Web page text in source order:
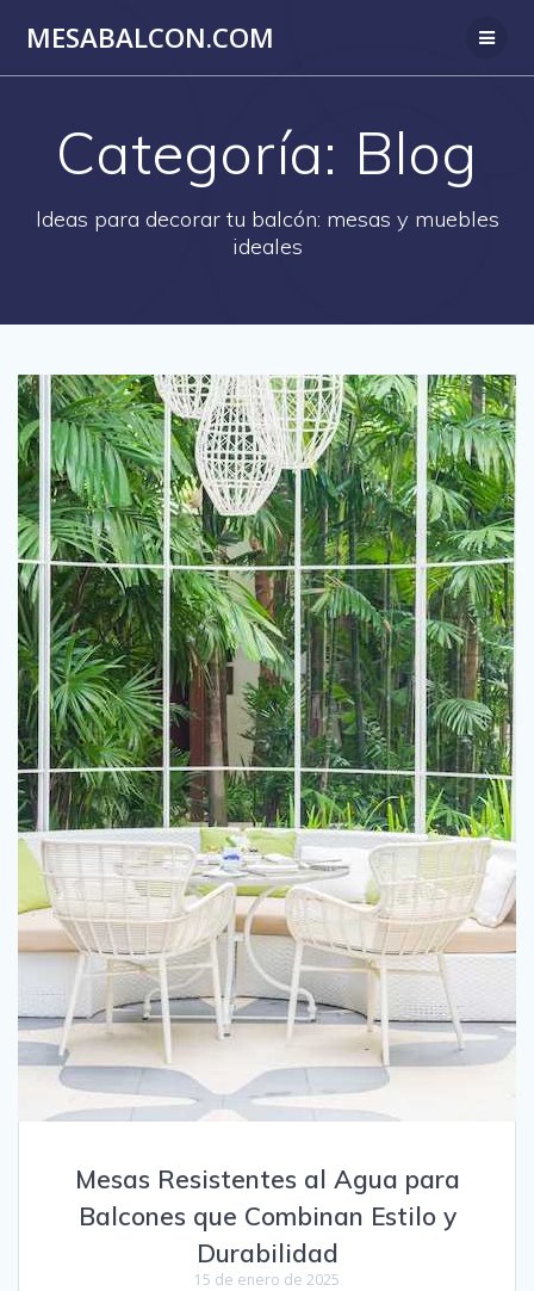
al
MESABALCON.COM
Categoría: Blog
Ideas para decorar tu balcón: mesas y muebles
ideales
Mesas Resistentes al Agua para
Balcones que Combinan Estilo y
Durabilidad
15 de enero de 2025